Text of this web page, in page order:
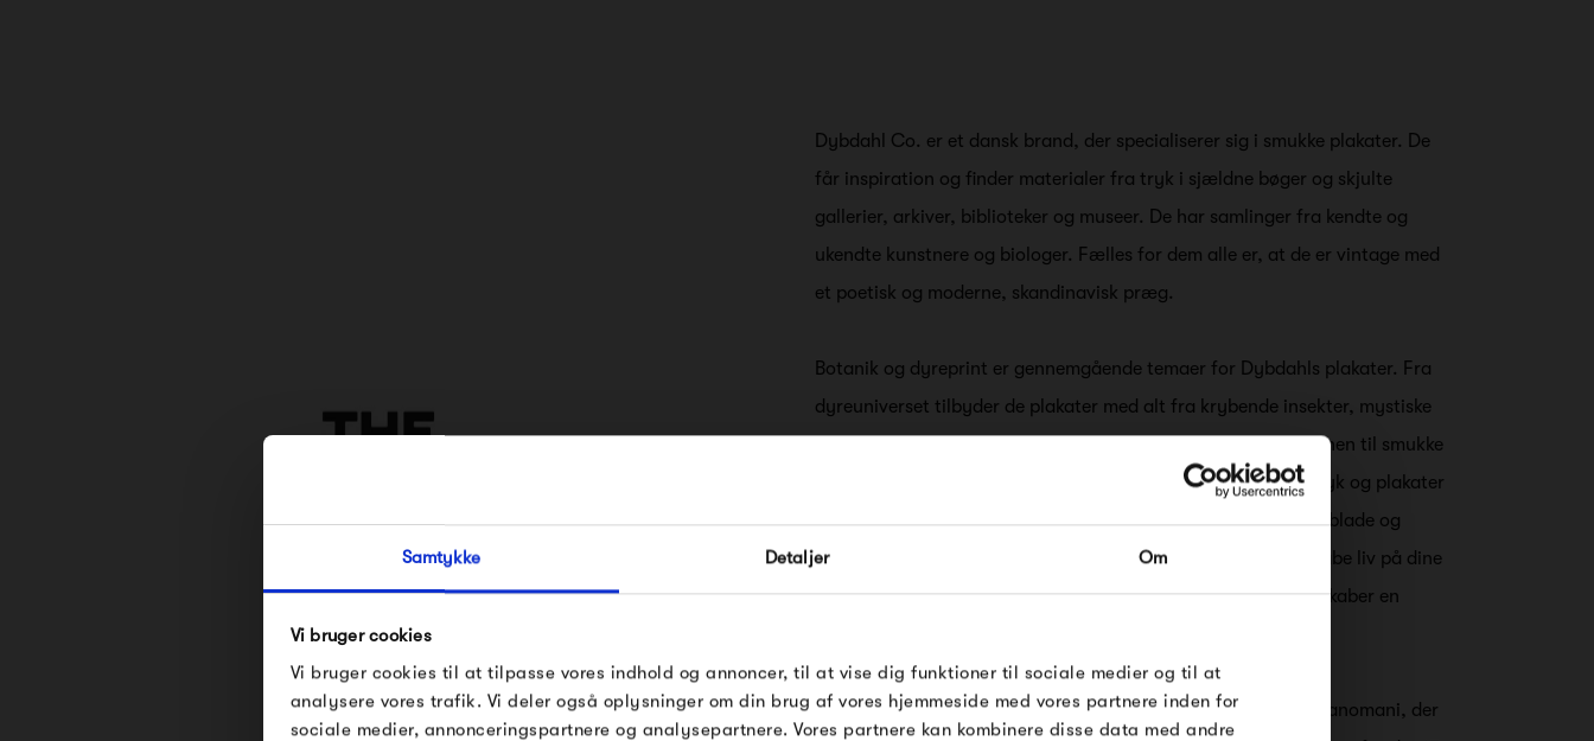
Samtykke Detaljer Om
Vi bruger cookies
Vi bruger cookies til at tilpasse vores indhold og annoncer, til at vise dig funktioner til sociale medier og til at
analysere vores trafik. Vi deler også oplysninger om din brug af vores hjemmeside med vores partnere inden for
sociale medier, annonceringspartnere og analysepartnere. Vores partnere kan kombinere disse data med andre
Dybdahl Co. er et dansk brand, der specialiserer sig i smukke plakater. De
får inspiration og finder materialer fra tryk i sjældne bøger og skjulte
gallerier, arkiver, biblioteker og museer. De har samlinger fra kendte og
ukendte kunstnere og biologer. Fælles for dem alle er, at de er vintage med
et poetisk og moderne, skandinavisk præg.
Botanik og dyreprint er gennemgående temaer for Dybdahls plakater. Fra
dyreuniverset tilbyder de plakater med alt fra krybende insekter, mystiske
alger, fascinerende firben og imponerende beboere fra savannen til smukke
fugle, delikate sommerfugle og farverige fisk. De botaniske tryk og plakater
inkluderer maleriske palmer, delikate svampe, frodige grønne blade og
eksotiske blomster. Disse plakater er den perfekte måde at skabe liv på dine
vægge, samtidig med at de giver en vintagefornemmelse og skaber en
Udover naturtemaet byder Dybdahl også på kollektionen Japanomani, der
FÅ 10% PÅ DIN NÆSTE ORDRE
Gælder ikke på produkter fra Fermob, File Under
Pop og i forvejen nedsatte produkter.